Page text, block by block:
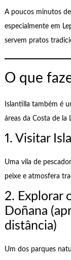
A poucos minutos
especialmente em
servem pratos
O que
Islantilla também é
áreas da Costa de la
1. Visitar
Uma vila de
peixe e atmosfera
2. Explorar
Doñana
distância)
Um dos parques